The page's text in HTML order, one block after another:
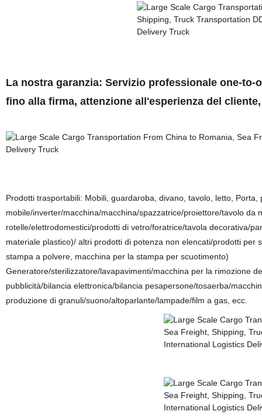
La nostra garanzia: Servizio professionale one-
fino alla firma, attenzione all'esperienza del
Prodotti trasportabili: Mobili, guardaroba, divano, tavolo, letto,
mobile/inverter/macchina/macchina/spazzatrice/proiettore/tavolo
rotelle/elettrodomestici/prodotti di vetro/foratrice/tavola decorativa/
materiale plastico)/ altri prodotti di potenza non elencati/prodotti
stampa a polvere, macchina per la stampa per scuotimento)
Generatore/sterilizzatore/lavapavimenti/macchina per la rimozione
pubblicità/bilancia elettronica/bilancia pesapersone/tosaerba/
produzione di granuli/suono/altoparlante/lampade/film a gas, ecc.